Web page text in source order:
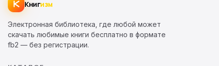
Книгизм
Электронная библиотека, где любой может
скачать любимые книги бесплатно в формате
fb2 — без регистрации.